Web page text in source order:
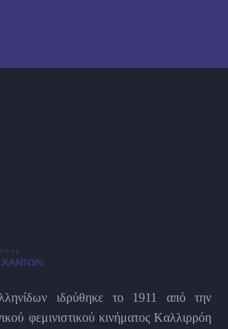
ιδρύθηκε το 1911 από την
φεμινιστικού κινήματος Kαλλιρρόη